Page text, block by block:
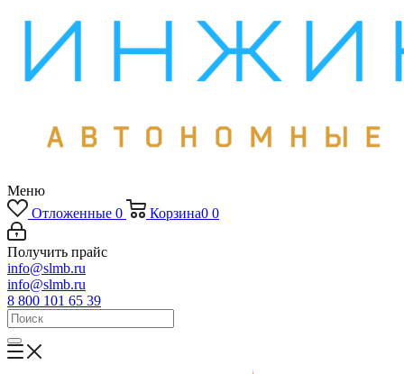
Меню
Отложенные 0 Корзина0 0
Получить прайс
info@slmb.ru
info@slmb.ru
8 800 101 65 39